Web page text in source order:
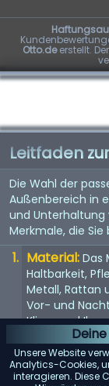
Unsere Website
Analytics-Cookies,
interagieren. Diese
Otto.deerstellt.
Leitfaden
Die Wahl der
Außenbereich in
und Unterhaltung
Merkmale, die
Material: Das
Haltbarkeit,
Metall, Rattan
Vor- und
Klima und
Komfort:
Gartenmöbel
gestalteten